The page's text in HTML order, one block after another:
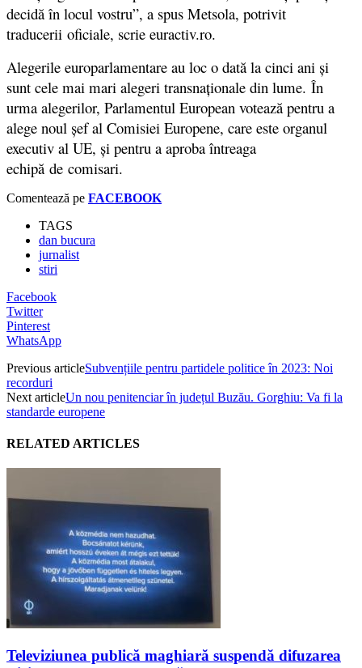
decidă în locul vostru”, a spus Metsola, potrivit
traducerii oficiale, scrie euractiv.ro.
Alegerile europarlamentare au loc o dată la cinci ani și
sunt cele mai mari alegeri transnaționale din lume. În
urma alegerilor, Parlamentul European votează pentru a
alege noul șef al Comisiei Europene, care este organul
executiv al UE, și pentru a aproba întreaga
echipă de comisari.
Comentează pe FACEBOOK
TAGS
dan bucura
jurnalist
stiri
Facebook
Twitter
Pinterest
WhatsApp
Previous articleSubvențiile pentru partidele politice în 2023: Noi
recorduri
Next articleUn nou penitenciar în județul Buzău. Gorghiu: Va fi la
standarde europene
RELATED ARTICLES
Televiziunea publică maghiară suspendă difuzarea